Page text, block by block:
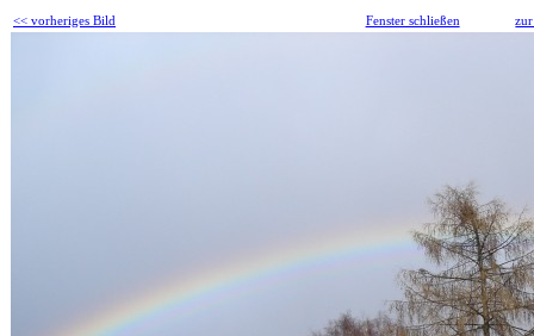
<< vorheriges Bild Fenster schließen